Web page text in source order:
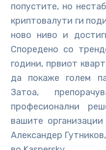
попустите, но
криптовалути ги
ново ниво и
Споредено со
години, првиот
да покаже голем
Затоа,
професионални
вашите
Александер